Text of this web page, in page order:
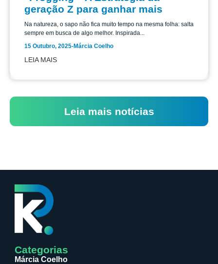
geração Z para ganhar mais
Na natureza, o sapo não fica muito tempo na mesma folha: salta
sempre em busca de algo melhor. Inspirada...
15 Outubro, 2025-Márcia Coelho
LEIA MAIS
Leia mais notícias
Categorias
Márcia Coelho